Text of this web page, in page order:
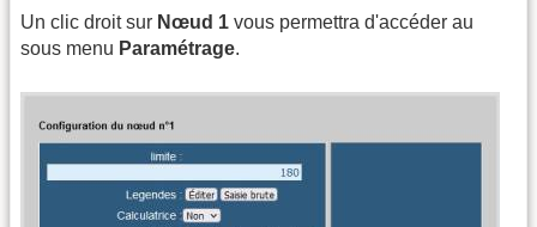
Un clic droit sur Nœud 1 vous permettra d'accéder au
sous menu Paramétrage.